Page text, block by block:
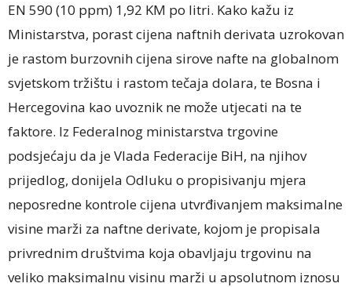
EN 590 (10 ppm) 1,92 KM po litri. Kako kažu iz
Ministarstva, porast cijena naftnih derivata uzrokovan
je rastom burzovnih cijena sirove nafte na globalnom
svjetskom tržištu i rastom tečaja dolara, te Bosna i
Hercegovina kao uvoznik ne može utjecati na te
faktore. Iz Federalnog ministarstva trgovine
podsjećaju da je Vlada Federacije BiH, na njihov
prijedlog, donijela Odluku o propisivanju mjera
neposredne kontrole cijena utvrđivanjem maksimalne
visine marži za naftne derivate, kojom je propisala
privrednim društvima koja obavljaju trgovinu na
veliko maksimalnu visinu marži u apsolutnom iznosu